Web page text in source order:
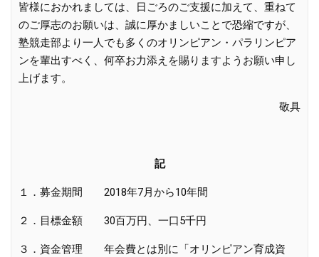
皆様におかれましては、日ごろのご支援に加えて、重ねて
のご厚志のお願いは、誠に厚かましいことで恐縮ですが、
塾競走部より一人でも多くのオリンピアン・パラリンピア
ンを輩出すべく、何卒お力添えを賜りますようお願い申し
上げます。
敬具
記
１．募金期間 2018年7月から10年間
２．目標金額 30百万円、一口5千円
３．資金管理 年会費とは別に「オリンピアン育成資